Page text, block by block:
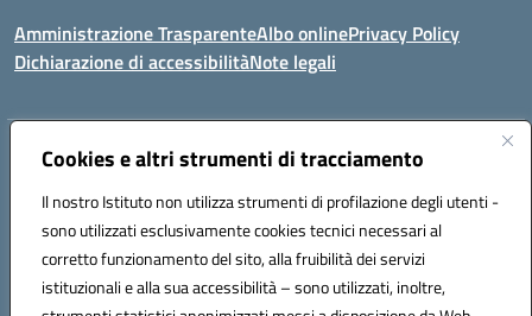
Cookies e altri strumenti di tracciamento
Il nostro Istituto non utilizza strumenti di profilazione degli utenti -
sono utilizzati esclusivamente cookies tecnici necessari al
corretto funzionamento del sito, alla fruibilità dei servizi
istituzionali e alla sua accessibilità – sono utilizzati, inoltre,
Amministrazione TrasparenteAlbo onlinePrivacy Policy
Dichiarazione di accessibilitàNote legali
Indirizzo:Via Tiziano, 50 - 60125 Ancona
Posta elettronica certificata (PEC):anic81600p@pec.istruzione.it
Codice fiscale: 93084460422
Codice meccanografico: ANIC81600P